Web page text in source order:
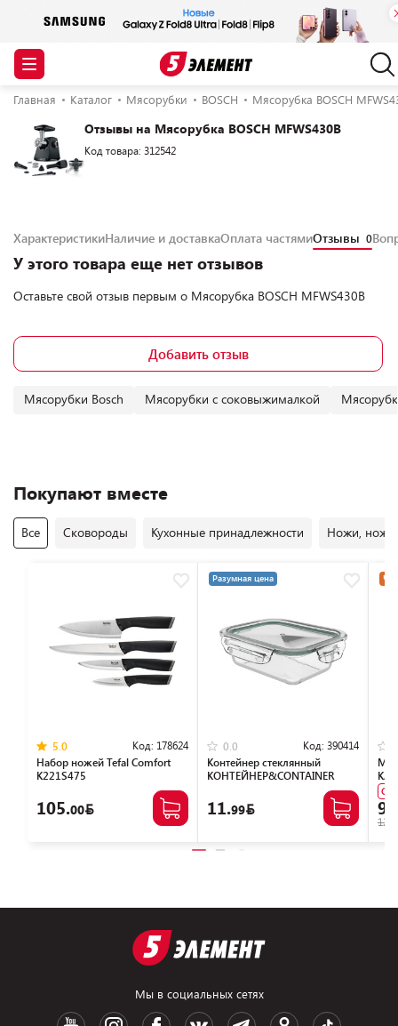
Главная Каталог Мясорубки BOSCH Мясорубка BOSCH
Отзывы на Мясорубка BOSCH MFWS430B
Код товара: 312542
ХарактеристикиНаличие и доставкаОплата частямиОтзывы 0
У этого товара еще нет отзывов
Оставьте свой отзыв первым о Мясорубка BOSCH MFWS430B
Добавить отзыв
Мясорубки Bosch Мясорубки с соковыжималкой
Покупают вместе
Все Сковороды Кухонные принадлежности Ножи,
5.0 Код: 178624
Набор ножей Tefal Сomfort
K221S475
105.00
Разумная цена
0.0 Код: 390414
Контейнер стеклянный
КОНТЕЙНЕР&CONTAINER
11.99
Мы в социальных сетях